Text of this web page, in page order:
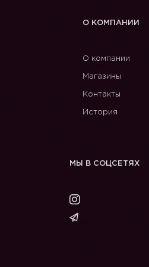
О КОМПАНИИ
О компании
Магазины
Контакты
История
МЫ В СОЦСЕТЯХ